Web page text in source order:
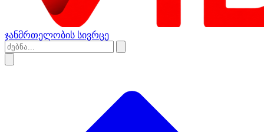
ჯანმრთელობის სივრცე